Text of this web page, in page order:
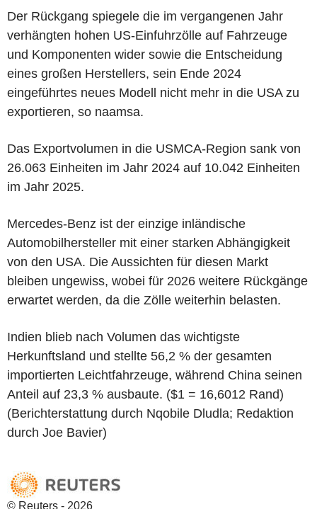
Der Rückgang spiegele die im vergangenen Jahr
verhängten hohen US-Einfuhrzölle auf Fahrzeuge
und Komponenten wider sowie die Entscheidung
eines großen Herstellers, sein Ende 2024
eingeführtes neues Modell nicht mehr in die USA zu
exportieren, so naamsa.
Das Exportvolumen in die USMCA-Region sank von
26.063 Einheiten im Jahr 2024 auf 10.042 Einheiten
im Jahr 2025.
Mercedes-Benz ist der einzige inländische
Automobilhersteller mit einer starken Abhängigkeit
von den USA. Die Aussichten für diesen Markt
bleiben ungewiss, wobei für 2026 weitere Rückgänge
erwartet werden, da die Zölle weiterhin belasten.
Indien blieb nach Volumen das wichtigste
Herkunftsland und stellte 56,2 % der gesamten
importierten Leichtfahrzeuge, während China seinen
Anteil auf 23,3 % ausbaute. ($1 = 16,6012 Rand)
(Berichterstattung durch Nqobile Dludla; Redaktion
durch Joe Bavier)
© Reuters - 2026